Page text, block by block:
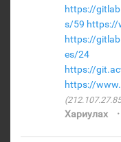
https://
s/59 https://
https://
es/24
https://
https://
Хариулах ·